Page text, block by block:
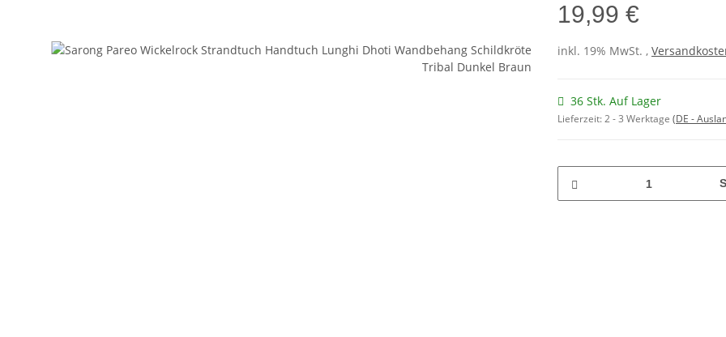
19,99 €
inkl. 19% MwSt. ,
36 Stk. Auf Lager
Lieferzeit:2 - 3 Werktage (DE -